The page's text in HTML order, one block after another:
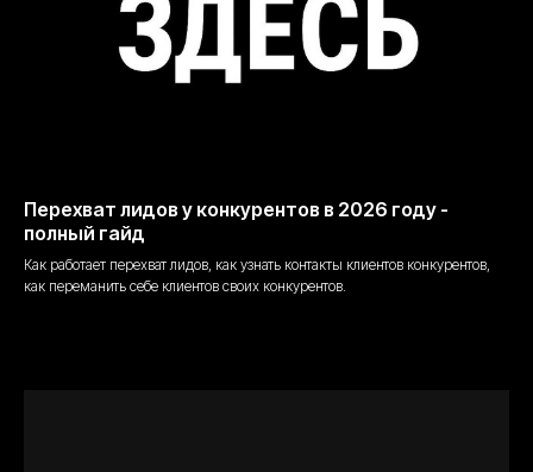
Перехват лидов у конкурентов в 2026 году -
полный гайд
Как работает перехват лидов, как узнать контакты клиентов конкурентов,
как переманить себе клиентов своих конкурентов.